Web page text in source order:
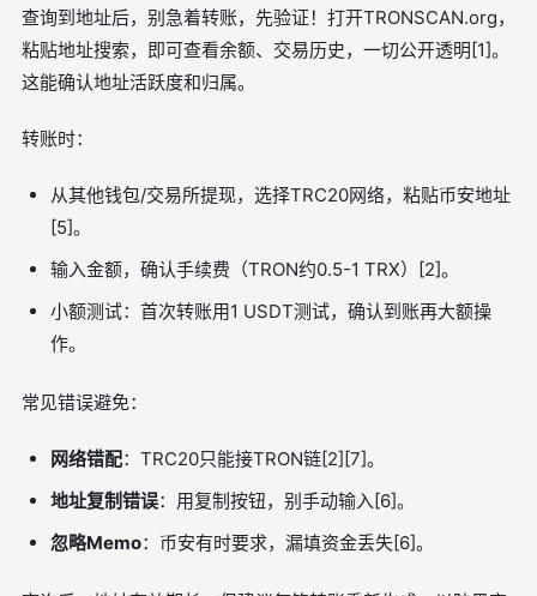
查询到地址后，别急着转账，先验证！打开TRONSCAN.org，
粘贴地址搜索，即可查看余额、交易历史，一切公开透明[1]。
这能确认地址活跃度和归属。
转账时：
从其他钱包/交易所提现，选择TRC20网络，粘贴币安地址
[5]。
输入金额，确认手续费（TRON约0.5-1 TRX）[2]。
小额测试：首次转账用1 USDT测试，确认到账再大额操
作。
常见错误避免：
网络错配：TRC20只能接TRON链[2][7]。
地址复制错误：用复制按钮，别手动输入[6]。
忽略Memo：币安有时要求，漏填资金丢失[6]。